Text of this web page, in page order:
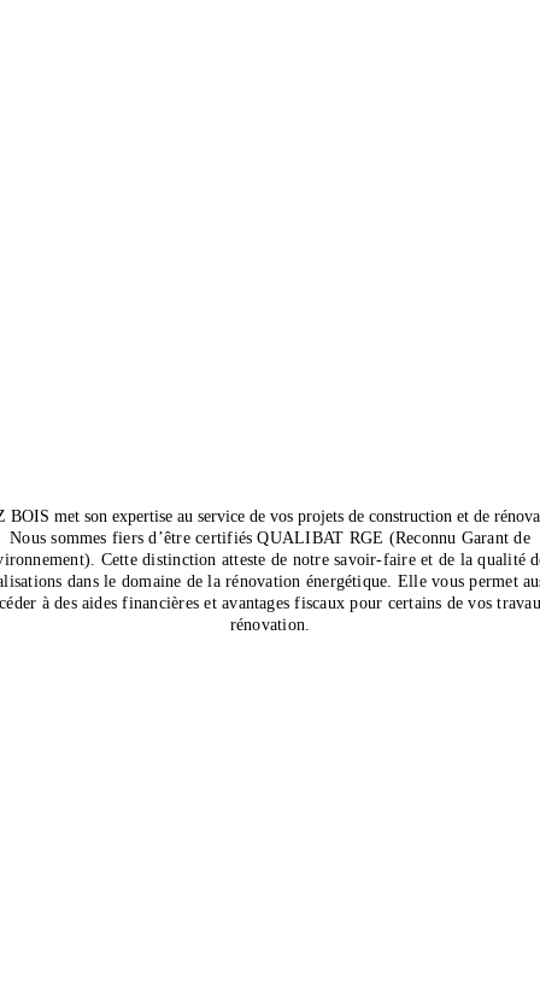
BOIS met son expertise au service de vos projets de construction et de
Nous sommes fiers d’être certifiés QUALIBAT RGE (Reconnu Garant de
Cette distinction atteste de notre savoir-faire et de la qualité
dans le domaine de la rénovation énergétique. Elle vous permet
à des aides financières et avantages fiscaux pour certains de vos
rénovation.